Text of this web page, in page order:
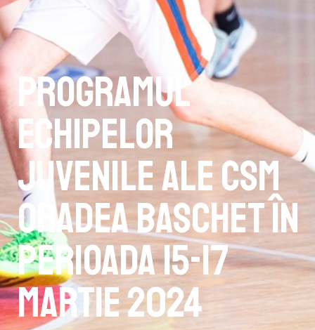
Programul
echipelor
juvenile ale CSM
Oradea Baschet în
perioada 15-17
Martie 2024